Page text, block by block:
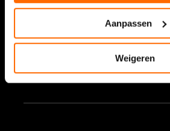
Aanpassen
Weigeren
Bekijk onze waardering
9,5/10 (9.449 reviews)
Lees over de ervaringen